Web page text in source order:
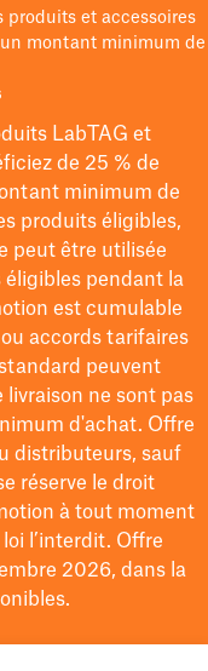
produits et accessoires
montant minimum de
LabTAG et
de 25 % de
minimum de
produits éligibles,
peut être utilisée
éligibles pendant la
est cumulable
accords tarifaires
peuvent
livraison ne sont pas
d'achat. Offre
distributeurs, sauf
réserve le droit
à tout moment
l’interdit. Offre
2026, dans la